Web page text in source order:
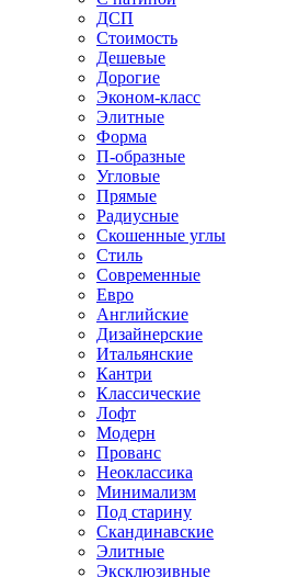
ДСП
Стоимость
Дешевые
Дорогие
Эконом-класс
Элитные
Форма
П-образные
Угловые
Прямые
Радиусные
Скошенные углы
Стиль
Современные
Евро
Английские
Дизайнерские
Итальянские
Кантри
Классические
Лофт
Модерн
Прованс
Неоклассика
Минимализм
Под старину
Скандинавские
Элитные
Эксклюзивные